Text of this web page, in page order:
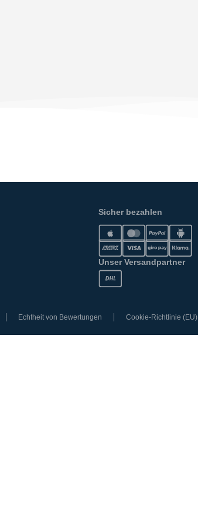
Sicher bezahlen
Unser Versandpartner
Echtheit von Bewertungen Cookie-Richtlinie (EU)